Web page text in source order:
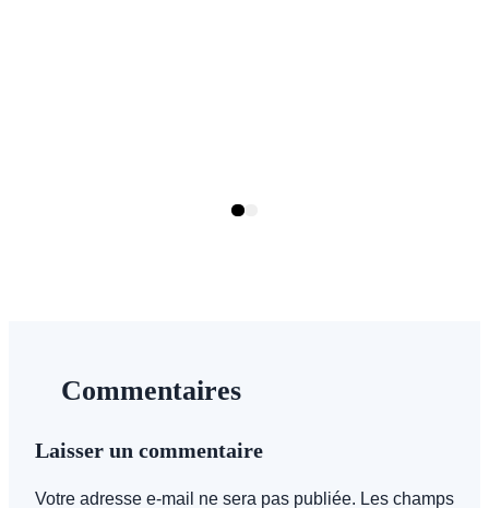
Page
Commentaires
Laisser un commentaire
Votre adresse e-mail ne sera pas publiée. Les champs